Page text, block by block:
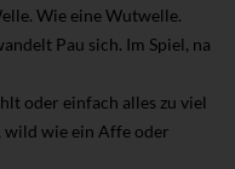
Wie eine Wutwelle.
Pau sich. Im Spiel, na
oder einfach alles zu viel
wild wie ein Affe oder